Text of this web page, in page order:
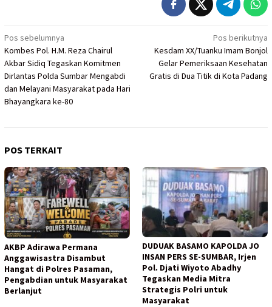
Navigasi
pos
Pos sebelumnya
Kombes Pol. H.M. Reza Chairul
Akbar Sidiq Tegaskan Komitmen
Dirlantas Polda Sumbar Mengabdi
dan Melayani Masyarakat pada Hari
Bhayangkara ke-80
Pos berikutnya
Kesdam XX/Tuanku Imam Bonjol
Gelar Pemeriksaan Kesehatan
Gratis di Dua Titik di Kota Padang
POS TERKAIT
AKBP Adirawa Permana
Anggawisastra Disambut
Hangat di Polres Pasaman,
Pengabdian untuk Masyarakat
Berlanjut
DUDUAK BASAMO KAPOLDA JO
INSAN PERS SE-SUMBAR, Irjen
Pol. Djati Wiyoto Abadhy
Tegaskan Media Mitra
Strategis Polri untuk
Masyarakat